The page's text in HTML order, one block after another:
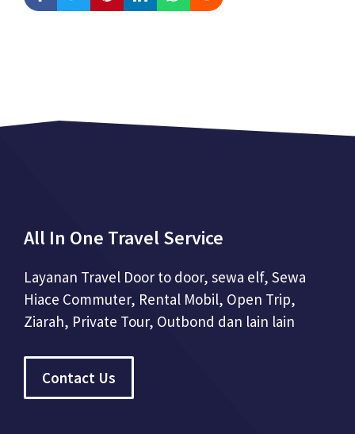
All In One Travel Service
Layanan Travel Door to door, sewa elf, Sewa
Hiace Commuter, Rental Mobil, Open Trip,
Ziarah, Private Tour, Outbond dan lain lain
Contact Us